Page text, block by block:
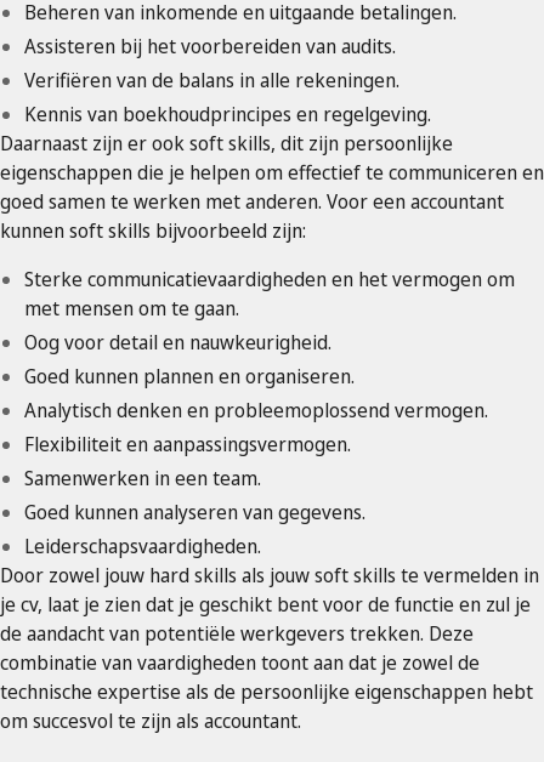
Beheren van inkomende en uitgaande betalingen.
Assisteren bij het voorbereiden van audits.
Verifiëren van de balans in alle rekeningen.
Kennis van boekhoudprincipes en regelgeving.
Daarnaast zijn er ook soft skills, dit zijn persoonlijke
eigenschappen die je helpen om effectief te communiceren en
goed samen te werken met anderen. Voor een accountant
kunnen soft skills bijvoorbeeld zijn:
Sterke communicatievaardigheden en het vermogen om
met mensen om te gaan.
Oog voor detail en nauwkeurigheid.
Goed kunnen plannen en organiseren.
Analytisch denken en probleemoplossend vermogen.
Flexibiliteit en aanpassingsvermogen.
Samenwerken in een team.
Goed kunnen analyseren van gegevens.
Leiderschapsvaardigheden.
Door zowel jouw hard skills als jouw soft skills te vermelden in
je cv, laat je zien dat je geschikt bent voor de functie en zul je
de aandacht van potentiële werkgevers trekken. Deze
combinatie van vaardigheden toont aan dat je zowel de
technische expertise als de persoonlijke eigenschappen hebt
om succesvol te zijn als accountant.